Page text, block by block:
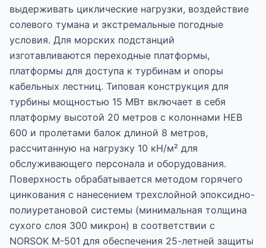
выдерживать циклические нагрузки, воздействие
солевого тумана и экстремальные погодные
условия. Для морских подстанций
изготавливаются переходные платформы,
платформы для доступа к турбинам и опоры
кабельных лестниц. Типовая конструкция для
турбины мощностью 15 МВт включает в себя
платформу высотой 20 метров с колоннами HEB
600 и пролетами балок длиной 8 метров,
рассчитанную на нагрузку 10 кН/м² для
обслуживающего персонала и оборудования.
Поверхность обрабатывается методом горячего
цинкования с нанесением трехслойной эпоксидно-
полиуретановой системы (минимальная толщина
сухого слоя 300 микрон) в соответствии с
NORSOK M-501 для обеспечения 25-летней защиты